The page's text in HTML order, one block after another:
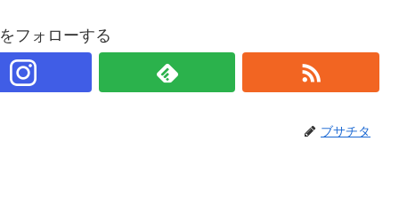
フォローする
ブサチタ